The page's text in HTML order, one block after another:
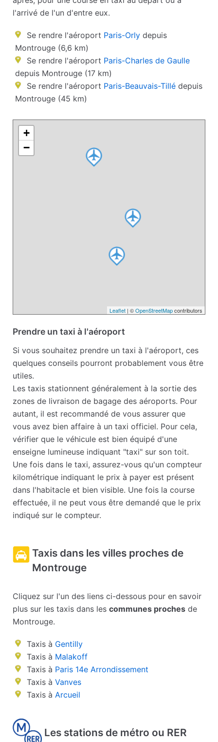
l'arrivé de l'un d'entre eux.
Se rendre l'aéroport Paris-Orly depuis
Montrouge (6,6 km)
Se rendre l'aéroport Paris-Charles de Gaulle
depuis Montrouge (17 km)
Se rendre l'aéroport Paris-Beauvais-Tillé depuis
Montrouge (45 km)
+
−
Leaflet| ©OpenStreetMapcontributors
Prendre un taxi à l'aéroport
Si vous souhaitez prendre un taxi à l'aéroport, ces
quelques conseils pourront probablement vous être
utiles.
Les taxis stationnent généralement à la sortie des
zones de livraison de bagage des aéroports. Pour
autant, il est recommandé de vous assurer que
vous avez bien affaire à un taxi officiel. Pour cela,
vérifier que le véhicule est bien équipé d'une
enseigne lumineuse indiquant "taxi" sur son toit.
Une fois dans le taxi, assurez-vous qu'un compteur
kilométrique indiquant le prix à payer est présent
dans l'habitacle et bien visible. Une fois la course
effectuée, il ne peut vous être demandé que le prix
indiqué sur le compteur.
Taxis dans les villes proches de
Montrouge
Cliquez sur l'un des liens ci-dessous pour en savoir
plus sur les taxis dans lescommunes proches de
Montrouge.
Taxis à Gentilly
Taxis à Malakoff
Taxis à Paris 14e Arrondissement
Taxis àVanves
Taxis àArcueil
Les stations de métro ou RER